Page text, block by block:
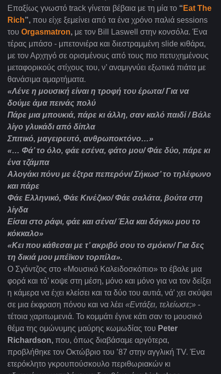
Επαξίως γνωστό track γίνεται βέβαια με τη μία το “ Eat The
Rich”, που είχε ξεμείνει από τα ένα χρόνο παλιά sessions
του Orgasmatron, με τον Bill Laswell
στην κονσόλα. Ένα
τέρας μπάσο - μπετονιέρα και διεστραμμένη slide κιθάρα,
με τον Αρχηγό σε ορισμένους από τους πιο πετυχημένους
μεταφορικούς στίχους του, ν’ αναμιγνύει εξωτικά πιάτα με
θανάσιμα αμαρτήματα.
«Λένε η μουσική είναι η τροφή του έρωτα/ Για να
δούμε άμα πεινάς πολύ
Πάρε μια μπουκιά, πάρε κι άλλη, σαν καλό παιδί / Βάλε
λίγο γλυκάδι από δίπλα
Σπιτικό, μαγειρευτό, ανθρωποκτόνο…»
«… Φά’ το όλο, φάε εσένα, φάτο μου/ Φάε δύο, πάρε κι
ένα τζάμπα
Αλογάκι πόνυ με έξτρα πεπερόνι/ Σήκωσ’ το τηλέφωνο
και πάρε
Φάε Ελληνικό, Φάε Κινέζικο/ Φάε σαλάτα, βούτα στη
λίγδα
Είσαι στο ράφι, φάε και σένα/ Έλα και δάγκω μου το
κόκκαλο»
«Κει που κάθεσαι με τ’ ακριβό σου το σμόκιν/ Για δες
τη δικιά μου μπέϊκον τορπίλα».
Ο Σγόντζος στο «Μουσικό Καλειδοσκόπιο» το έβαλε μια
φορά και τό’ κοψε στη μέση, μόνο και μόνο για να τον δείξει
η κάμερα να έχει κλείσει και τα δύο του αυτιά, νά’ χει σκύψει
σε μια έκφραση πόνου και να λέει «Εντάξει, τελείωσε;» -
τέτοια χαριτωμενιά. Το κομμάτι έγινε κάτι σαν το μουσικό
θέμα της ομώνυμης μαύρης κωμωδίας του Peter
Richardson, που, όπως διαβάσαμε αργότερα,
προβλήθηκε τον Οκτώβριο του ’87 στην αγγλική TV. Ένα
ετερόκλητο γκρουπούσκουλο περιθωριακών κι